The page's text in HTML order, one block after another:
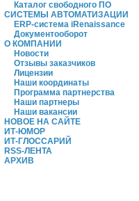
Каталог свободного ПО
СИСТЕМЫ АВТОМАТИЗАЦИИ
ERP-система iRenaissance
Документооборот
О КОМПАНИИ
Новости
Отзывы заказчиков
Лицензии
Наши координаты
Программа партнерства
Наши партнеры
Наши вакансии
НОВОЕ НА САЙТЕ
ИТ-ЮМОР
ИТ-ГЛОССАРИЙ
RSS-ЛЕНТА
АРХИВ